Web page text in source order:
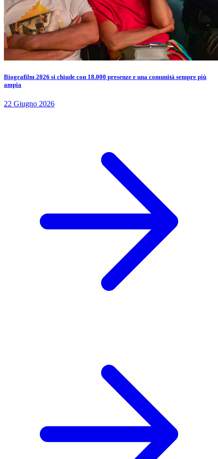
Biografilm 2026 si chiude con 18.000 presenze e una comunità sempre più
ampia
22 Giugno 2026